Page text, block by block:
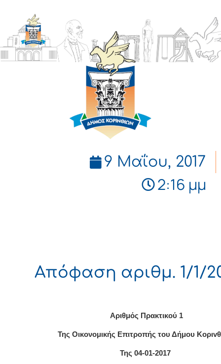
ΔΗΜΟΣ
ΚΟΡΙΝΘΙΩΝ
9 Μαΐου, 2017
2:16 μμ
Απόφαση αριθμ. 1/1/
Αριθμός Πρακτικού 1
Της Οικονομικής Επιτρoπής τoυ Δήμoυ
Της 04-01-2017